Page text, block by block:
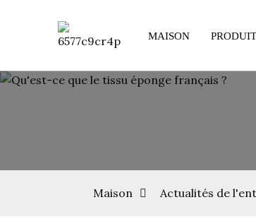
MAISON
Maison Actualités de